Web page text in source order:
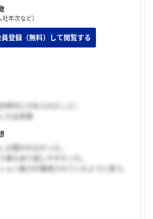
年次など）
時代に力を入れたこと）
た出来事
か聞かれなかった。
事もあり話しやすかった。
ョン能力が重視されていたように思う。